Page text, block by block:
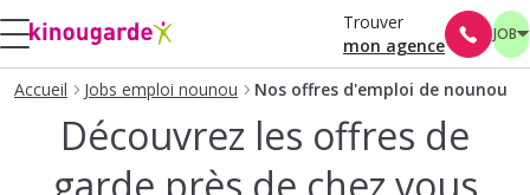
Trouver
mon agence
JOB
Accueil Jobs emploi nounou Nos offres d'emploi de nounou
Découvrez les offres de